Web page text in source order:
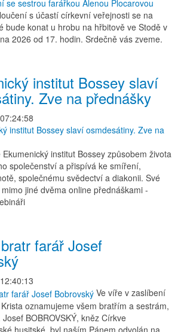
s účastí církevní veřejnosti se na
bude konat u hrobu na hřbitově ve Stodě v
2026 od 17. hodin. Srdečně vás zveme.
institut Bossey slaví
Zve na přednášky
Ekumenický institut Bossey způsobem života
společenství a přispívá ke smíření,
společnému svědectví a diakonii. Své
jiné dvěma online přednáškami -
farář Josef
Ve víře v zaslíbení
oznamujeme všem bratřím a sestrám,
BOBROVSKÝ, kněz Církve
husitské, byl naším Pánem odvolán na